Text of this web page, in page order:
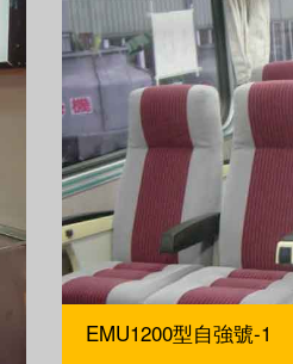
EMU1200型自強號-1